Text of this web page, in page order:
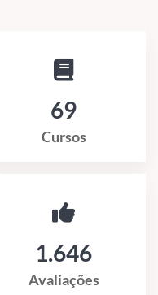
69
Cursos
1.646
Avaliações